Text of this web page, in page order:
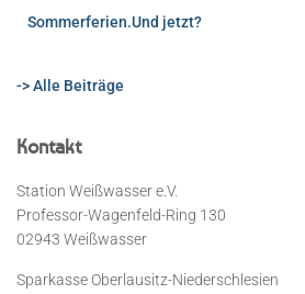
Sommerferien.Und jetzt?
-> Alle Beiträge
Kontakt
Station Weißwasser e.V.
Professor-Wagenfeld-Ring 130
02943 Weißwasser
Sparkasse Oberlausitz-Niederschlesien